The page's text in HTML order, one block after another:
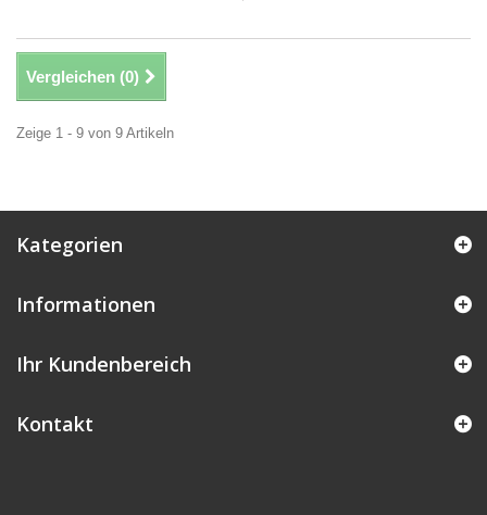
Vergleichen (0)
Zeige 1 - 9 von 9 Artikeln
Kategorien
Informationen
Ihr Kundenbereich
Kontakt